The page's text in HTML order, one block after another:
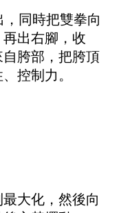
同時把雙拳向
出右腳，收
胯部，把胯頂
控制力。
大化，然後向